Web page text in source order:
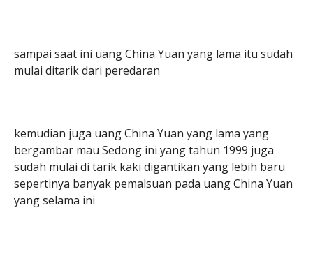
sampai saat ini uang China Yuan yang lama itu sudah
mulai ditarik dari peredaran
kemudian juga uang China Yuan yang lama yang
bergambar mau Sedong ini yang tahun 1999 juga
sudah mulai di tarik kaki digantikan yang lebih baru
sepertinya banyak pemalsuan pada uang China Yuan
yang selama ini